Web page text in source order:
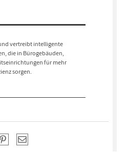
vertreibt intelligente
die in Bürogebäuden,
für mehr
sorgen.